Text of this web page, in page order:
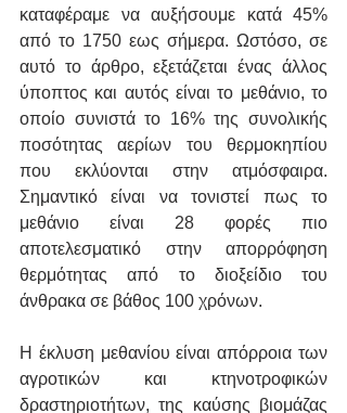
καταφέραμε να αυξήσουμε κατά 45%
από το 1750 εως σήμερα. Ωστόσο, σε
αυτό το άρθρο, εξετάζεται ένας άλλος
ύποπτος και αυτός είναι το μεθάνιο, το
οποίο συνιστά το 16% της συνολικής
ποσότητας αερίων του θερμοκηπίου
που εκλύονται στην ατμόσφαιρα.
Σημαντικό είναι να τονιστεί πως το
μεθάνιο είναι 28 φορές πιο
αποτελεσματικό στην απορρόφηση
θερμότητας από το διοξείδιο του
άνθρακα σε βάθος 100 χρόνων.
Η έκλυση μεθανίου είναι απόρροια των
αγροτικών και κτηνοτροφικών
δραστηριοτήτων, της καύσης βιομάζας